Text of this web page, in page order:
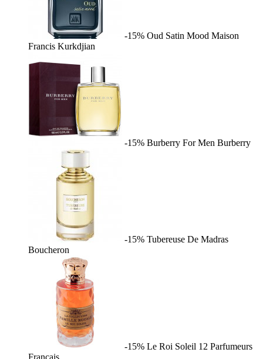
-15% Oud Satin Mood Maison
Francis Kurkdjian
-15% Burberry For Men Burberry
-15% Tubereuse De Madras
Boucheron
-15% Le Roi Soleil 12 Parfumeurs
Francais